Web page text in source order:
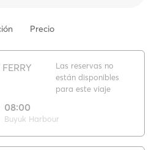
Precio
08:00
Buyuk Harbour
Las reservas no
están disponibles
para este viaje